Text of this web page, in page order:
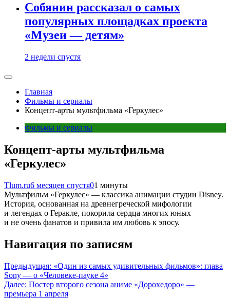
Собянин рассказал о самых
популярных площадках проекта
«Музеи — детям»
2 недели спустя
Главная
Фильмы и сериалы
Концепт-арты мультфильма «Геркулес»
Фильмы и сериалы
Концепт-арты мультфильма
«Геркулес»
Tlum.ru6 месяцев спустя01 минуты
Мультфильм «Геркулес» — классика анимации студии Disney.
История, основанная на древнегреческой мифологии
и легендах о Геракле, покорила сердца многих юных
и не очень фанатов и привила им любовь к эпосу.
Навигация по записям
Предыдущая: «Один из самых удивительных фильмов»: глава
Sony — о «Человеке-пауке 4»
Далее: Постер второго сезона аниме «Дорохедоро» —
премьера 1 апреля